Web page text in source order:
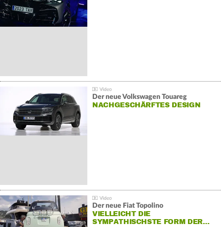
Der neue Volkswagen Touareg
NACHGESCHÄRFTES DESIGN
Der neue Fiat Topolino
VIELLEICHT DIE
SYMPATHISCHSTE FORM DER…